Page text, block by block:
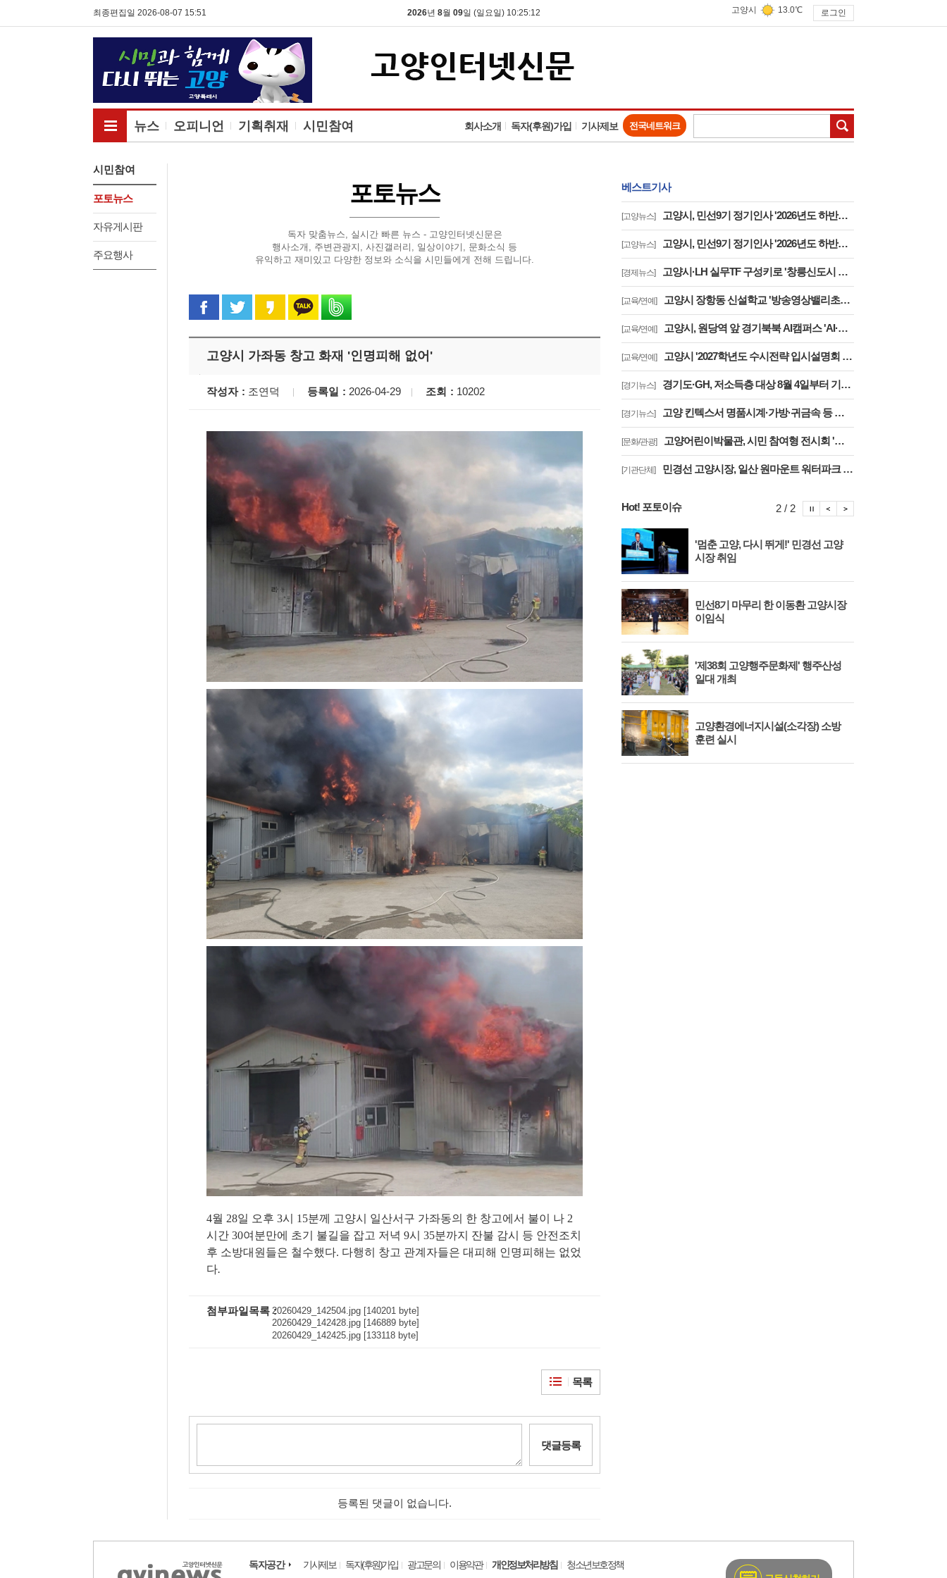
최종편집일 2026-08-07 15:51 2026년 8월 09일 (일요일) 10:25:13 고양시 13.0℃ 로그인
뉴스 오피니언 기획취재 시민참여 회사소개 독자(후원)가입 기사제보 전국네트워크
전체메뉴보기
시민참여
포토뉴스
자유게시판
주요행사
포토뉴스
독자 맞춤뉴스, 실시간 빠른 뉴스 - 고양인터넷신문은
행사소개, 주변관광지, 사진갤러리, 일상이야기, 문화소식 등
유익하고 재미있고 다양한 정보와 소식을 시민들에게 전해 드립니다.
페이스북으로 공유
트위터로 공유카카오 스토리로 공유
카카오톡으로 공유
고양시 가좌동 창고 화재 '인명피해 없어'
작성자 조연덕 등록일 2026-04-29 조회 10202
4월 28일 오후 3시 15분께 고양시 일산서구 가좌동의 한 창고에서 불이 나 2
시간 30여분만에 초기 불길을 잡고 저녁 9시 35분까지 잔불 감시 등 안전조치
후 소방대원들은 철수했다. 다행히 창고 관계자들은 대피해 인명피해는 없었
다.
첨부파일목록 20260429_142504.jpg [140201 byte]
20260429_142428.jpg [146889 byte]
20260429_142425.jpg [133118 byte]
목록
댓글등록
등록된 댓글이 없습니다.
베스트기사
[고양뉴스] 고양시, 민선9기 정기인사 '2026년도 하반기 6급 팀장 인사발령 사항'
[고양뉴스] 고양시, 민선9기 정기인사 '2026년도 하반기 6급 부팀장 이하 인사발령 사항'
[경제뉴스] 고양시·LH 실무TF 구성키로 '창릉신도시 성공적 조성 및 자족기능 강화 협력'
[교육/연예] 고양시 장항동 신설학교 '방송영상밸리초교' 교육부 심사 통과··2030년 개교
[교육/연예] 고양시, 원당역 앞 경기북북 AI캠퍼스 'AI·디지털 배움터 체험존' 12월까지 운영
[교육/연예] 고양시 '2027학년도 수시전략 입시설명회 및 대학입학정보박람회' 8일 개최
[경기뉴스] 경기도·GH, 저소득층 대상 8월 4일부터 기존주택 전세임대 입주자 상시 모집
[경기뉴스] 고양 킨텍스서 명품시계·가방·귀금속 등 체납자 압류 동산 620점 공개 경매
[문화/관광] 고양어린이박물관, 시민 참여형 전시회 '일상 속 뮤지엄: 잠시, 마음' 8월 개최
[기관단체] 민경선 고양시장, 일산 원마운트 워터파크 방문 '안전사고 방지 대책 점검'
Hot! 포토이슈
'멈춘 고양, 다시 뛰게!' 민경선 고양
시장 취임
민선8기 마무리 한 이동환 고양시장
이임식
'제38회 고양행주문화제' 행주산성
고양환경에너지시설(소각장) 소방
고양시 폭염특보에 '도로 살수차' 전
면 가동
물향기수목원 무궁화 절정 '50여 품
종 감상'
민경선 시장, 2026 고양시장배 볼링
'멈춘 고양, 다시 뛰게!' 민경선 고양
시장 취임
민선8기 마무리 한 이동환 고양시장
이임식
'제38회 고양행주문화제' 행주산성
일대 개최
고양환경에너지시설(소각장) 소방
훈련 실시
2 / 2 포토이슈 이전보기
포토이슈 정지
독자공간 기사제보 독자(후원)가입 광고문의 이용약관 개인정보처리방침
청소년보호정책